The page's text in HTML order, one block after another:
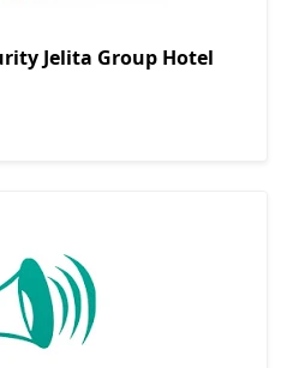
Jelita Group Hotel